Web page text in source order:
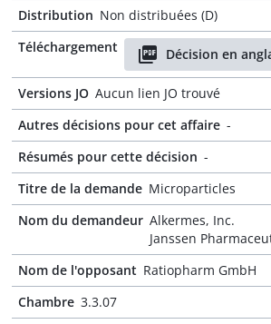
Distribution Non distribuées (D)
Téléchargement
Décision en
Versions JO Aucun lien JO trouvé
Autres décisions pour cet affaire -
Résumés pour cette décision -
Titre de la demande Microparticles
Nom du demandeur Alkermes, Inc.
Janssen
Nom de l'opposant Ratiopharm GmbH
Chambre 3.3.07